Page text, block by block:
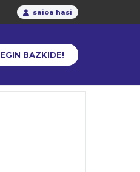
saioa hasi
EGIN BAZKIDE!